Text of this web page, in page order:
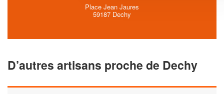
Place Jean Jaures
59187 Dechy
D’autres artisans proche de Dechy